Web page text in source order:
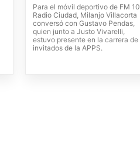
Para el móvil deportivo de FM 10
Radio Ciudad, Milanjo Villacorta
conversó con Gustavo Pendas,
quien junto a Justo Vivarelli,
estuvo presente en la carrera de
invitados de la APPS.